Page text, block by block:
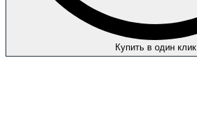
Купить в один клик